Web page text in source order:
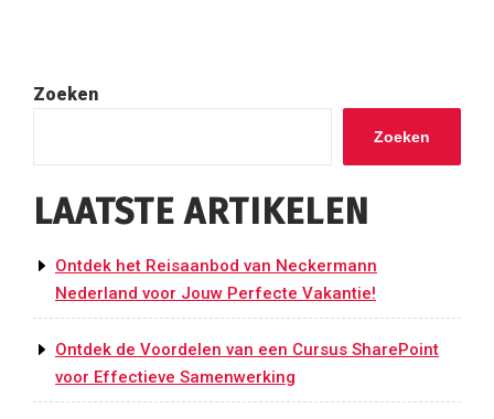
Zoeken
Zoeken
LAATSTE ARTIKELEN
Ontdek het Reisaanbod van Neckermann
Nederland voor Jouw Perfecte Vakantie!
Ontdek de Voordelen van een Cursus SharePoint
voor Effectieve Samenwerking